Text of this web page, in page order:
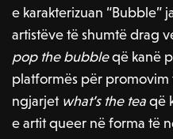
e karakterizuan “Bubble”
artistëve të shumtë drag
pop the bubbleqë kanë
platformës për promovim
ngjarjet what’s the teaqë
e artit queer në forma të